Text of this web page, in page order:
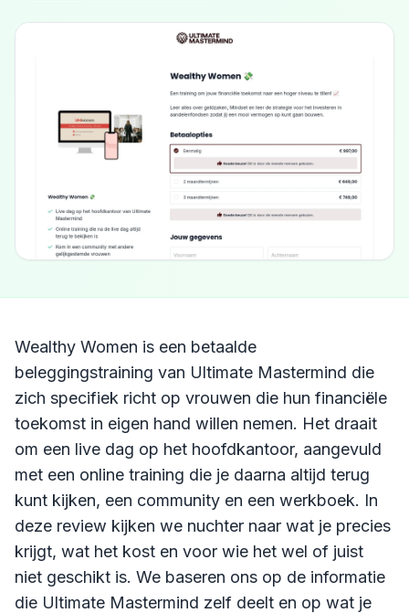
Wealthy Women is een betaalde
beleggingstraining van Ultimate Mastermind die
zich specifiek richt op vrouwen die hun financiële
toekomst in eigen hand willen nemen. Het draait
om een live dag op het hoofdkantoor, aangevuld
met een online training die je daarna altijd terug
kunt kijken, een community en een werkboek. In
deze review kijken we nuchter naar wat je precies
krijgt, wat het kost en voor wie het wel of juist
niet geschikt is. We baseren ons op de informatie
die Ultimate Mastermind zelf deelt en op wat je